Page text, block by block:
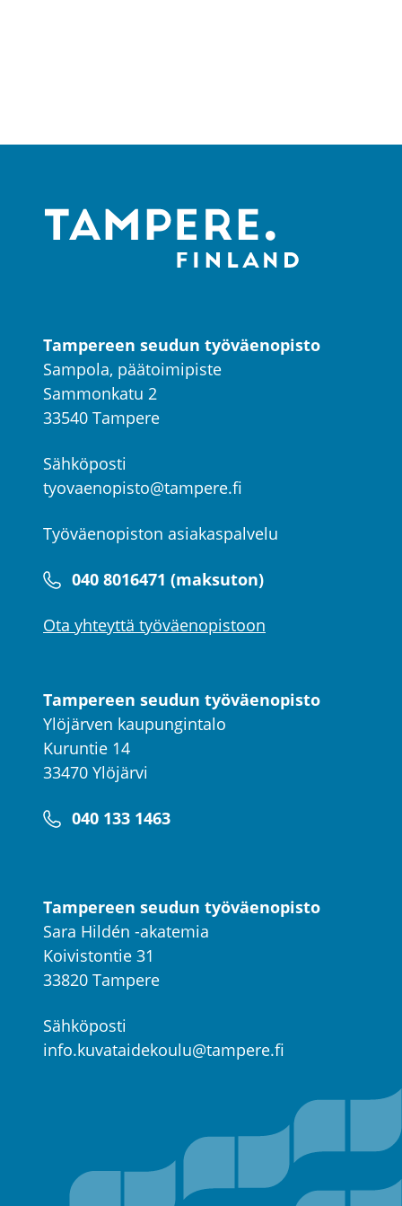
Tampereen seudun työväenopisto
Sampola, päätoimipiste
Sammonkatu 2
33540 Tampere
Sähköposti
tyovaenopisto@tampere.fi
Työväenopiston asiakaspalvelu
040 8016471 (maksuton)
Ota yhteyttä työväenopistoon
Tampereen seudun työväenopisto
Ylöjärven kaupungintalo
Kuruntie 14
33470 Ylöjärvi
040 133 1463
Tampereen seudun työväenopisto
Sara Hildén -akatemia
Koivistontie 31
33820 Tampere
Sähköposti
info.kuvataidekoulu@tampere.fi